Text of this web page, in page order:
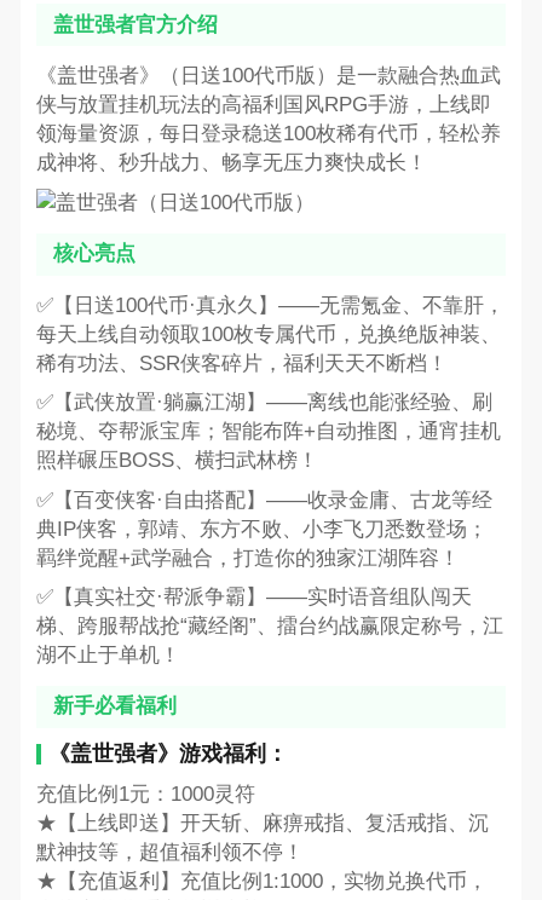
盖世强者官方介绍
《盖世强者》（日送100代币版）是一款融合热血武
侠与放置挂机玩法的高福利国风RPG手游，上线即
领海量资源，每日登录稳送100枚稀有代币，轻松养
成神将、秒升战力、畅享无压力爽快成长！
核心亮点
✅【日送100代币·真永久】——无需氪金、不靠肝，
每天上线自动领取100枚专属代币，兑换绝版神装、
稀有功法、SSR侠客碎片，福利天天不断档！
✅【武侠放置·躺赢江湖】——离线也能涨经验、刷
秘境、夺帮派宝库；智能布阵+自动推图，通宵挂机
照样碾压BOSS、横扫武林榜！
✅【百变侠客·自由搭配】——收录金庸、古龙等经
典IP侠客，郭靖、东方不败、小李飞刀悉数登场；
羁绊觉醒+武学融合，打造你的独家江湖阵容！
✅【真实社交·帮派争霸】——实时语音组队闯天
梯、跨服帮战抢“藏经阁”、擂台约战赢限定称号，江
湖不止于单机！
新手必看福利
《盖世强者》游戏福利：
充值比例1元：1000灵符
★【上线即送】开天斩、麻痹戒指、复活戒指、沉
默神技等，超值福利领不停！
★【充值返利】充值比例1:1000，实物兑换代币，